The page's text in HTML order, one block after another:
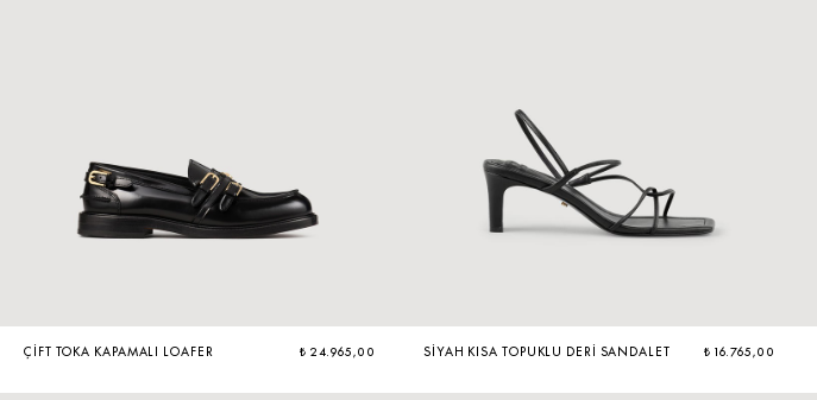
ÇIFT TOKA KAPAMALI LOAFER ₺ 24.965,00 SIYAH KISA TOPUKLU DERI SANDALET ₺ 16.765,00